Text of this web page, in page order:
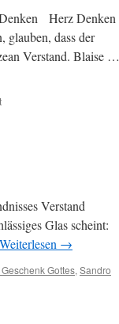
Herz Denken
glauben, dass der
Verstand. Blaise …
für
Verstand
Glas scheint:
Weiterlesen →
Gottes, Sandro